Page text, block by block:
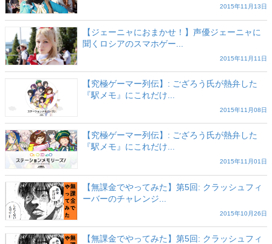
2015年11月13日
【ジェーニャにおまかせ！】声優ジェーニャに
聞くロシアのスマホゲー...
2015年11月11日
【究極ゲーマー列伝】: ござろう氏が熱弁した
『駅メモ』にこれだけ...
2015年11月08日
【究極ゲーマー列伝】: ござろう氏が熱弁した
『駅メモ』にこれだけ...
2015年11月01日
【無課金でやってみた】第5回: クラッシュフィ
ーバーのチャレンジ...
2015年10月26日
【無課金でやってみた】第5回: クラッシュフィ